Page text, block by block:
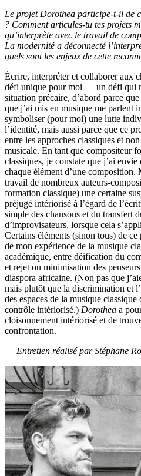
Le projet Dorothea participe-t-il de
? Comment articules-tu tes projets
qu’interprète avec le travail de
La modernité a déconnecté
quels sont les enjeux de cette
Écrire, interpréter et collaborer aux
défi unique pour moi — un défi qui
situation précaire, d’abord parce
que j’ai mis en musique me parlent
symboliser (pour moi) une lutte
l’identité, mais aussi parce que ce
entre les approches classiques et
musicale. En tant que compositeur
classiques, je constate que j’ai
chaque élément d’une
travail de nombreux auteurs-
formation classique) une certaine
préjugé intériorisé à l’égard de
simple des chansons et du transfert
d’improvisateurs, lorsque cela
Certains éléments (sinon tous) de
de mon expérience de la musique
académique, entre déification du
et rejet ou minimisation des
diaspora africaine. (Non pas que
mais plutôt que la discrimination et
des espaces de la musique
contrôle intériorisé.) Dorothea a
cloisonnement intériorisé et de
confrontation.
— Entretien réalisé par Stéphane